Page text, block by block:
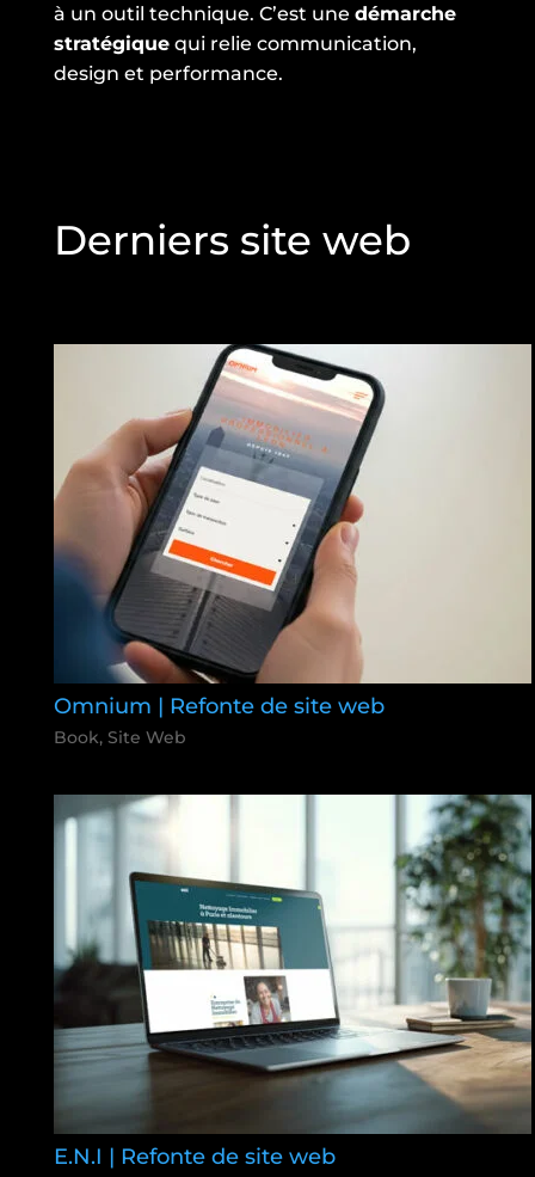
à un outil technique. C’est une démarche
stratégiquequi relie communication,
design et performance.
Derniers site web
Omnium | Refonte de site web
Book, Site Web
E.N.I | Refonte de site web